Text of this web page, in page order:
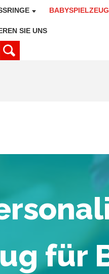
BABYSPIELZEUG
SIE UNS
für